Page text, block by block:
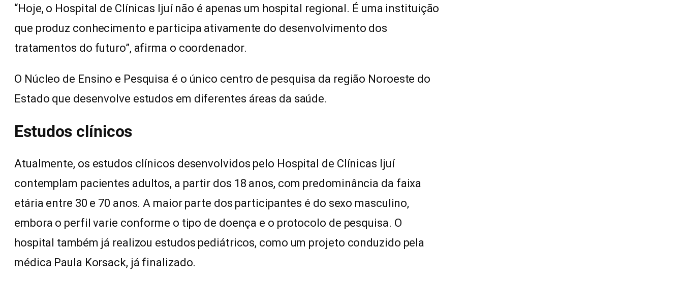
“Hoje, o Hospital de Clínicas Ijuí não é apenas um hospital regional. É uma instituição
que produz conhecimento e participa ativamente do desenvolvimento dos
tratamentos do futuro”, afirma o coordenador.
O Núcleo de Ensino e Pesquisa é o único centro de pesquisa da região Noroeste do
Estado que desenvolve estudos em diferentes áreas da saúde.
Estudos clínicos
Atualmente, os estudos clínicos desenvolvidos pelo Hospital de Clínicas Ijuí
contemplam pacientes adultos, a partir dos 18 anos, com predominância da faixa
etária entre 30 e 70 anos. A maior parte dos participantes é do sexo masculino,
embora o perfil varie conforme o tipo de doença e o protocolo de pesquisa. O
hospital também já realizou estudos pediátricos, como um projeto conduzido pela
médica Paula Korsack, já finalizado.